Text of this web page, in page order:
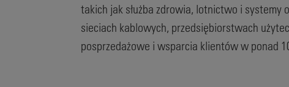
takich jak służba zdrowia, lotnictwo i
sieciach kablowych, przedsiębiorstwach
posprzedażowe i wsparcia klientów w ponad